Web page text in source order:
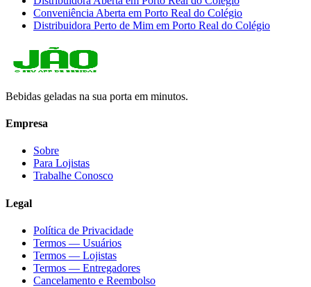
Conveniência Aberta em Porto Real do Colégio
Distribuidora Perto de Mim em Porto Real do Colégio
Bebidas geladas na sua porta em minutos.
Empresa
Sobre
Para Lojistas
Trabalhe Conosco
Legal
Política de Privacidade
Termos — Usuários
Termos — Lojistas
Termos — Entregadores
Cancelamento e Reembolso